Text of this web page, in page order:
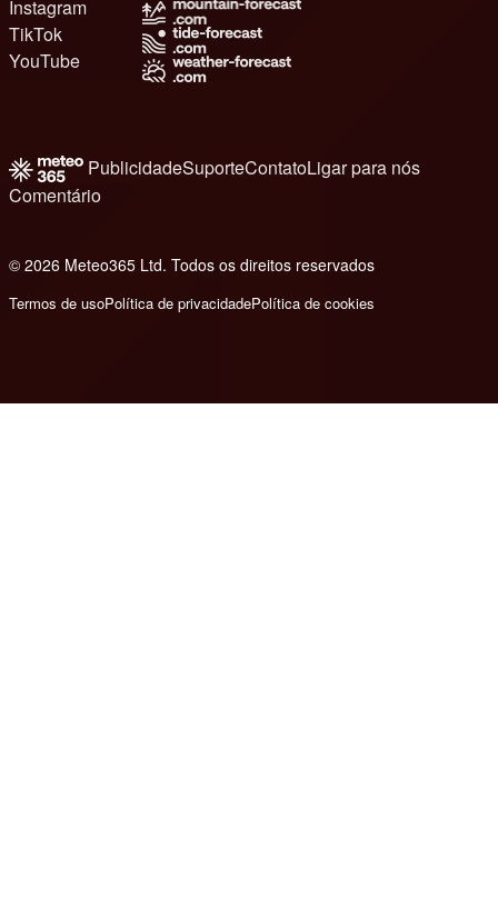
Instagram
TikTok
YouTube
PublicidadeSuporteContatoLigar para nós
Comentário
© 2026 Meteo365 Ltd. Todos os direitos reservados
Termos de usoPolítica de privacidadePolítica de cookies